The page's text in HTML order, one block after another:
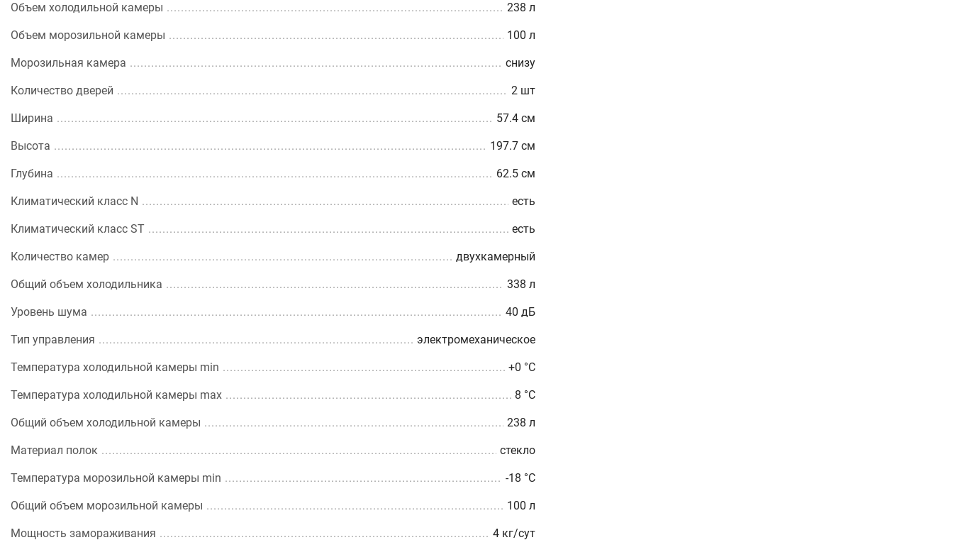
Объем холодильной камеры 238 л
Объем морозильной камеры 100 л
Морозильная камера снизу
Количество дверей 2 шт
Ширина 57.4 см
Высота 197.7 см
Глубина 62.5 см
Климатический класс N есть
Климатический класс ST есть
Количество камер двухкамерный
Общий объем холодильника 338 л
Уровень шума 40 дБ
Тип управления электромеханическое
Температура холодильной камеры min +0 °С
Температура холодильной камеры max 8 °С
Общий объем холодильной камеры 238 л
Материал полок стекло
Температура морозильной камеры min -18 °С
Общий объем морозильной камеры 100 л
Мощность замораживания 4 кг/сут